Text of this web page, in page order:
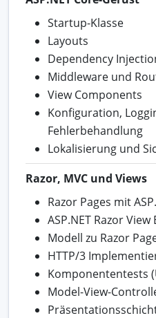
Startup-Klasse
Layouts
Dependency
Middleware und
View Components
Konfiguration,
Fehlerbehandlung
Lokalisierung und
Razor, MVC und Views
Razor Pages mit
ASP.NET Razor
Modell zu Razor
HTTP/3
Komponententests
Model-View-